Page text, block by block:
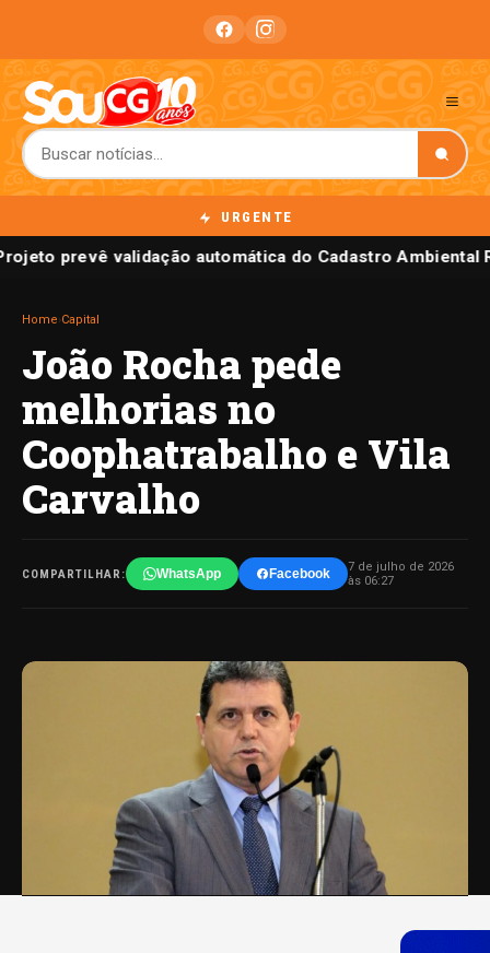
URGENTE
prevê validação automática do Cadastro Ambiental
Home Capital
João Rocha pede
melhorias no
Coophatrabalho e Vila
Carvalho
COMPARTILHAR: WhatsApp Facebook
7 de julho de 2026
às 06:27